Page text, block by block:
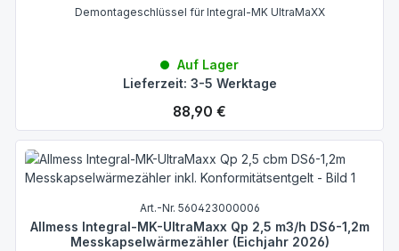
Demontageschlüssel für Integral-MK UltraMaXX
Auf Lager
Lieferzeit: 3-5 Werktage
Regulärer Preis:
88,90 €
Art.-Nr. 560423000006
Allmess Integral-MK-UltraMaxx Qp 2,5 m3/h DS6-1,2m
Messkapselwärmezähler (Eichjahr 2026)